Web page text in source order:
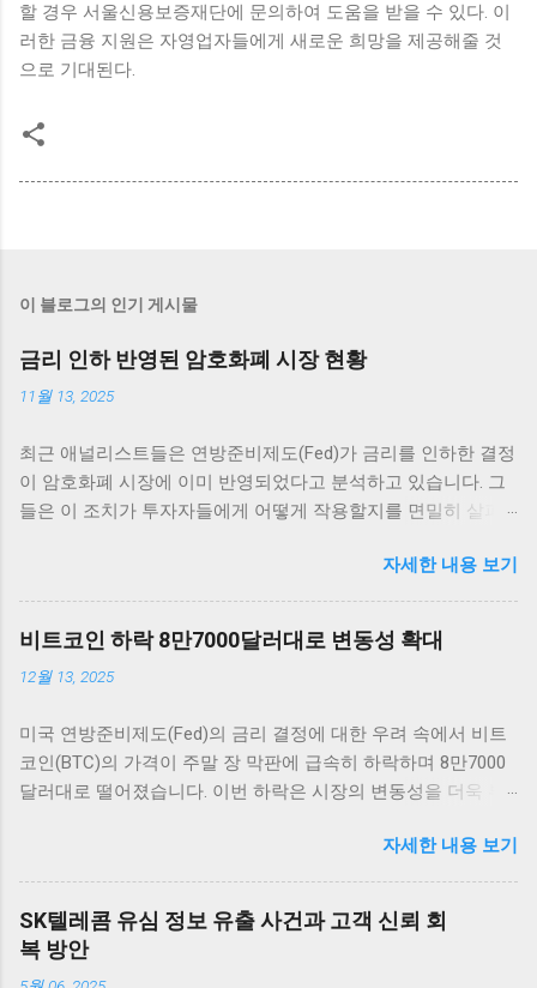
할 경우 서울신용보증재단에 문의하여 도움을 받을 수 있다. 이
러한 금융 지원은 자영업자들에게 새로운 희망을 제공해줄 것
으로 기대된다.
이 블로그의 인기 게시물
금리 인하 반영된 암호화폐 시장 현황
11월 13, 2025
최근 애널리스트들은 연방준비제도(Fed)가 금리를 인하한 결정
이 암호화폐 시장에 이미 반영되었다고 분석하고 있습니다. 그
들은 이 조치가 투자자들에게 어떻게 작용할지를 면밀히 살펴
이 여전히 불확실하다고 전하며 주목받고 있습니다. 암호화폐
시장의 반응 암호화폐 시장은 매우 흥미로운 반응을 보이고 있
습니다. 최근 연방준비제도(Fed)의 금리 인하 발표 이후, 여러
주요 암호화폐의 가격이 즉각적으로 상승세를 타기 시작했습니
다. 이러한 상승세는 애널리스트들에 의하면 이미 시장에 반영
을 살펴보면, 단기적인 가격 변동 범위 내에서 긍정적인 움직임
을 보여 주고 있습니다. 금리 인하 발표가 나자, 비트코인은 약
5% 이상 상승하면서 투자자들에게 희망적인 신호를 전달했습
응하는 것은 상당히 흥미로운 일이며, 앞으로의 동향에 대한 논
의가 필요합니다. 그 외에도 이더리움, 리플 등 다른 암호화폐들
도 비슷한 패턴을 보이고 있습니다. 이러한 상황에서 암호화폐
투자자들은 앞으로 금리가 어떻게 변화할지를 주의 깊게 지켜
자세한 내용 보기
비트코인 하락 8만7000달러대로 변동성 확대
12월 13, 2025
미국 연방준비제도(Fed)의 금리 결정에 대한 우려 속에서 비트
코인(BTC)의 가격이 주말 장 막판에 급속히 하락하며 8만7000
달러대로 떨어졌습니다. 이번 하락은 시장의 변동성을 더욱 부
다. 이러한 변화는 비트코인 및 암호화폐 시장 전체에 큰 영향을
미칠 것으로 보입니다. 비트코인 하락 배경: FOMC와 시장 반응
비트코인 가격이 8만7000달러대까지 떨어진 배경에는 미국 연
준의 금리 결정이 큰 역할을 하고 있습니다. 투자자들은 연준이
금리를 얼마나 인상할지를 주의 깊게 살펴보고 있으며, 이로 인
자세한 내용 보기
SK텔레콤 유심 정보 유출 사건과 고객 신뢰 회
복 방안